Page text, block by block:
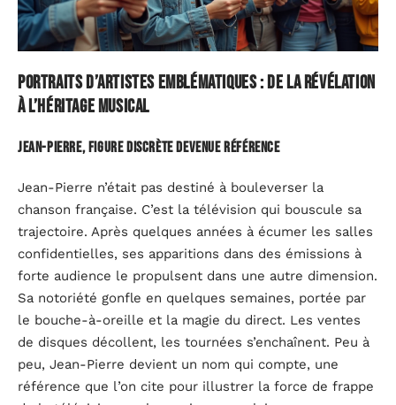
Portraits d’artistes emblématiques : de la révélation
à l’héritage musical
Jean-Pierre, figure discrète devenue référence
Jean-Pierre n’était pas destiné à bouleverser la
chanson française. C’est la télévision qui bouscule sa
trajectoire. Après quelques années à écumer les salles
confidentielles, ses apparitions dans des émissions à
forte audience le propulsent dans une autre dimension.
Sa notoriété gonfle en quelques semaines, portée par
le bouche-à-oreille et la magie du direct. Les ventes
de disques décollent, les tournées s’enchaînent. Peu à
peu, Jean-Pierre devient un nom qui compte, une
référence que l’on cite pour illustrer la force de frappe